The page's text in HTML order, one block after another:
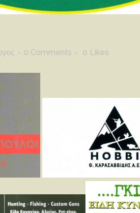
0 Comments 0 Likes